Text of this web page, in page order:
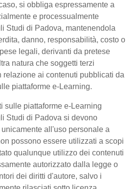
si obbliga espressamente a
e processualmente
Studi di Padova, mantenendola
danno, responsabilità, costo o
legali, derivanti da pretese
natura che soggetti terzi
relazione ai contenuti pubblicati da
piattaforme e-Learning.
sulle piattaforme e-Learning
Studi di Padova si devono
all'uso personale a
possono essere utilizzati a scopi
qualunque utilizzo dei contenuti
autorizzato dalla legge o
dei diritti d'autore, salvo i